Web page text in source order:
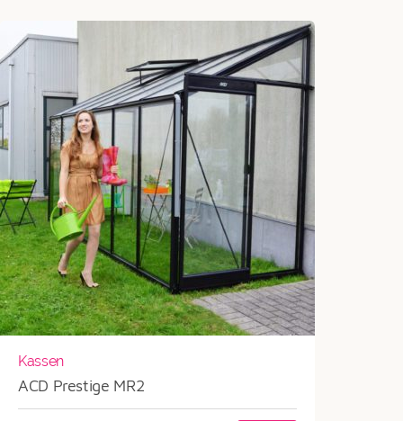
Kassen
ACD Prestige MR2